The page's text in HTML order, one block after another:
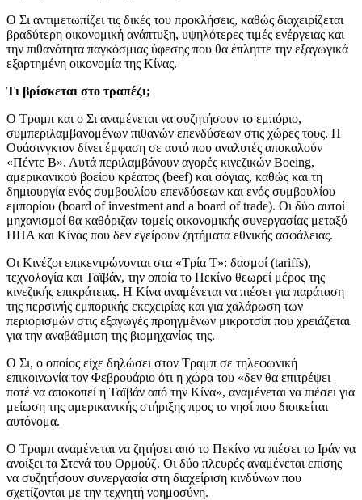
Ο Σι αντιμετωπίζει τις δικές του προκλήσεις, καθώς διαχειρίζεται
βραδύτερη οικονομική ανάπτυξη, υψηλότερες τιμές ενέργειας και
την πιθανότητα παγκόσμιας ύφεσης που θα έπληττε την εξαγωγικά
εξαρτημένη οικονομία της Κίνας.
Τι βρίσκεται στο τραπέζι;
Ο Τραμπ και ο Σι αναμένεται να συζητήσουν το εμπόριο,
συμπεριλαμβανομένων πιθανών επενδύσεων στις χώρες τους. Η
Ουάσινγκτον δίνει έμφαση σε αυτό που αναλυτές αποκαλούν
«Πέντε Β». Αυτά περιλαμβάνουν αγορές κινεζικών Boeing,
αμερικανικού βοείου κρέατος (beef) και σόγιας, καθώς και τη
δημιουργία ενός συμβουλίου επενδύσεων και ενός συμβουλίου
εμπορίου (board of investment and a board of trade). Οι δύο αυτοί
μηχανισμοί θα καθόριζαν τομείς οικονομικής συνεργασίας μεταξύ
ΗΠΑ και Κίνας που δεν εγείρουν ζητήματα εθνικής ασφάλειας.
Οι Κινέζοι επικεντρώνονται στα «Τρία Τ»: δασμοί (tariffs),
τεχνολογία και Ταϊβάν, την οποία το Πεκίνο θεωρεί μέρος της
κινεζικής επικράτειας. Η Κίνα αναμένεται να πιέσει για παράταση
της περσινής εμπορικής εκεχειρίας και για χαλάρωση των
περιορισμών στις εξαγωγές προηγμένων μικροτσίπ που χρειάζεται
για την αναβάθμιση της βιομηχανίας της.
Ο Σι, ο οποίος είχε δηλώσει στον Τραμπ σε τηλεφωνική
επικοινωνία τον Φεβρουάριο ότι η χώρα του «δεν θα επιτρέψει
ποτέ να αποκοπεί η Ταϊβάν από την Κίνα», αναμένεται να πιέσει για
μείωση της αμερικανικής στήριξης προς το νησί που διοικείται
αυτόνομα.
Ο Τραμπ αναμένεται να ζητήσει από το Πεκίνο να πιέσει το Ιράν να
ανοίξει τα Στενά του Ορμούζ. Οι δύο πλευρές αναμένεται επίσης
να συζητήσουν συνεργασία στη διαχείριση κινδύνων που
σχετίζονται με την τεχνητή νοημοσύνη.